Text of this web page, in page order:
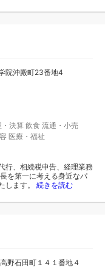
院沖殿町23番地4
・決算 飲食 流通・小売
医療・福祉
行、相続税申告、経理業務
を第一に考える身近なパ
します。 続きを読む
野石田町１４１番地４